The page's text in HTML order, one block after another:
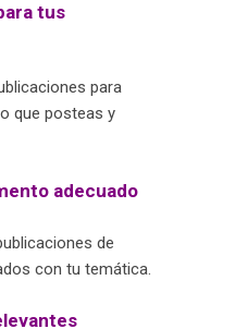
tus
para
que posteas y
adecuado
de
con tu temática.